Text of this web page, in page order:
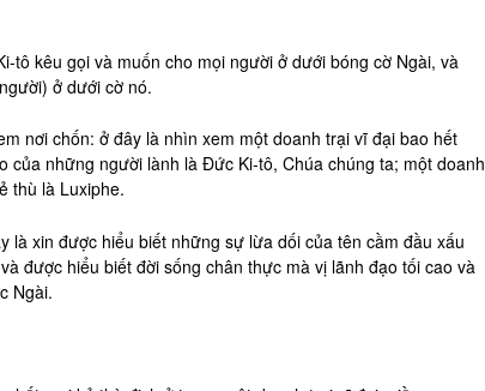
tô kêu gọi và muốn cho mọi người ở dưới bóng cờ Ngài, và
ở dưới cờ nó.
nơi chốn: ở đây là nhìn xem một doanh trại vĩ đại bao hết
của những người lành là Đức Ki-tô, Chúa chúng ta; một doanh
thù là Luxiphe.
là xin được hiểu biết những sự lừa dối của tên cầm đầu xấu
được hiểu biết đời sống chân thực mà vị lãnh đạo tối cao và
Ngài.